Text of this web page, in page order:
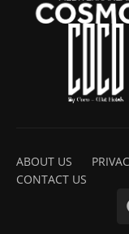
ABOUT US
CONTACT US